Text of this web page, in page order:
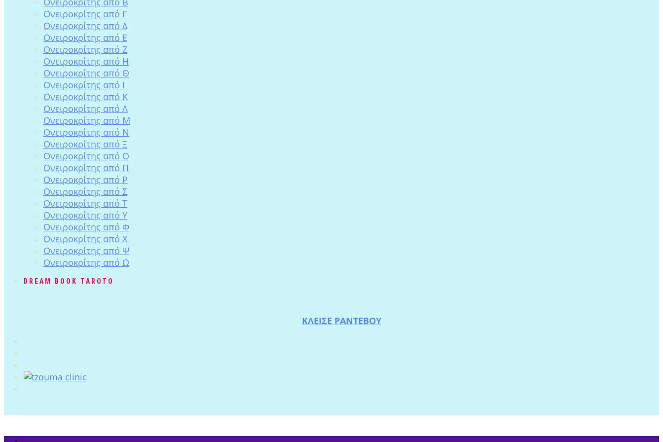
Ονειροκρίτης από Γ
Ονειροκρίτης από Δ
Ονειροκρίτης από Ε
Ονειροκρίτης από Ζ
Ονειροκρίτης από Η
Ονειροκρίτης από Θ
Ονειροκρίτης από Ι
Ονειροκρίτης από Κ
Ονειροκρίτης από Λ
Ονειροκρίτης από Μ
Ονειροκρίτης από Ν
Ονειροκρίτης από Ξ
Ονειροκρίτης από Ο
Ονειροκρίτης από Π
Ονειροκρίτης από Ρ
Ονειροκρίτης από Σ
Ονειροκρίτης από Τ
Ονειροκρίτης από Υ
Ονειροκρίτης από Φ
Ονειροκρίτης από Χ
Ονειροκρίτης από Ψ
Ονειροκρίτης από Ω
DREAM BOOK TAROTO
ΚΛΕΙΣΕ ΡΑΝΤΕΒΟΥ